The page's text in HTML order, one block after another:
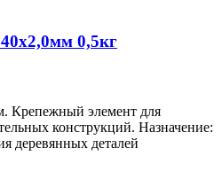
0,5кг
Крепежный элемент для
конструкций. Назначение:
деревянных деталей